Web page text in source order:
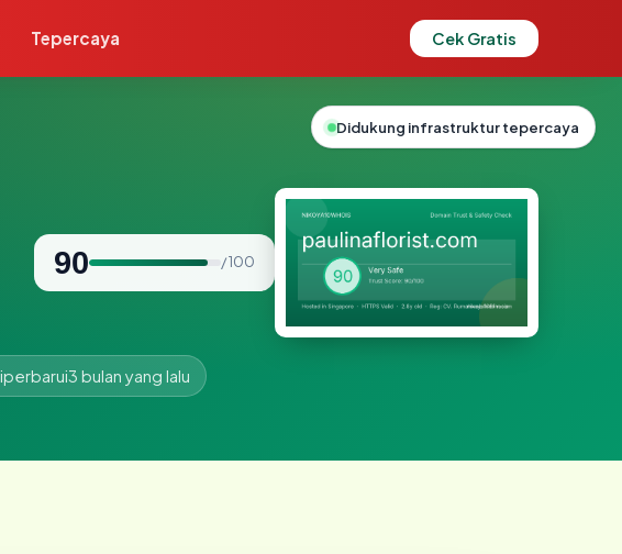
Tepercaya Cek Gratis
90 / 100
3 bulan yang lalu
Didukung infrastruktur tepercaya